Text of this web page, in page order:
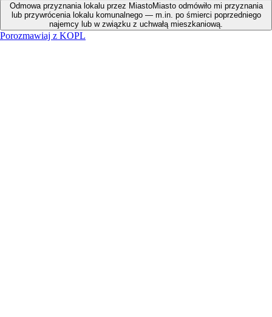
Odmowa przyznania lokalu przez MiastoMiasto odmówiło mi przyznania
lub przywrócenia lokalu komunalnego — m.in. po śmierci poprzedniego
najemcy lub w związku z uchwałą mieszkaniową.
Porozmawiaj z KOPL